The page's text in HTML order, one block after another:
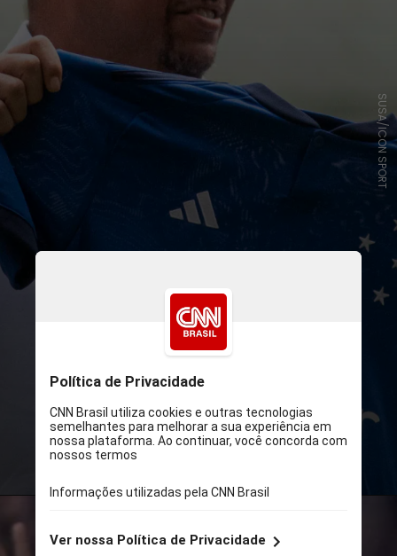
O time celeste terá pela frente
quatro competições ao longo do
ano que se iniciou nesta segunda-
feira (1º)
SUSA/ICON SPORT